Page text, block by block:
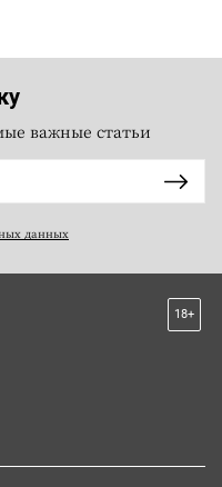
важные статьи
данных
18+